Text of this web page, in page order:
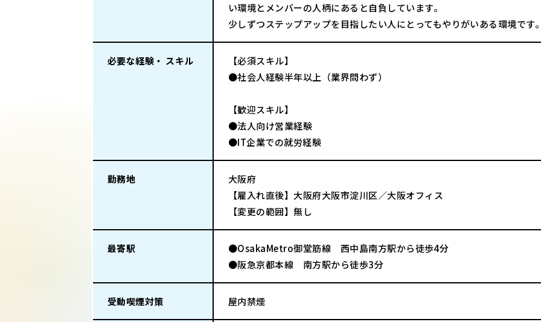
い環境とメンバーの人柄にあると自負しています。
少しずつステップアップを目指したい人にとってもやりがいある環境です。
必要な経験・ スキル
【必須スキル】
●社会人経験半年以上（業界問わず）
【歓迎スキル】
●法人向け営業経験
●IT企業での就労経験
勤務地
大阪府
【雇入れ直後】大阪府大阪市淀川区／大阪オフィス
【変更の範囲】無し
最寄駅
●OsakaMetro御堂筋線 西中島南方駅から徒歩4分
●阪急京都本線 南方駅から徒歩3分
受動喫煙対策 屋内禁煙